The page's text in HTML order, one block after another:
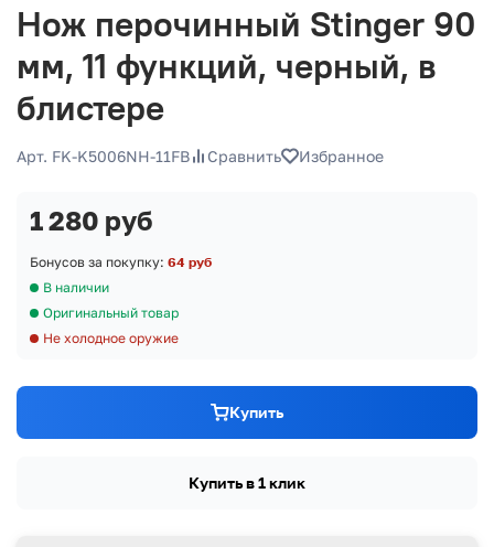
Нож перочинный Stinger 90
мм, 11 функций, черный, в
блистере
Арт. FK-K5006NH-11FB Сравнить Избранное
1 280 руб
Бонусов за покупку: 64 руб
В наличии
Оригинальный товар
Не холодное оружие
Купить
Купить в 1 клик